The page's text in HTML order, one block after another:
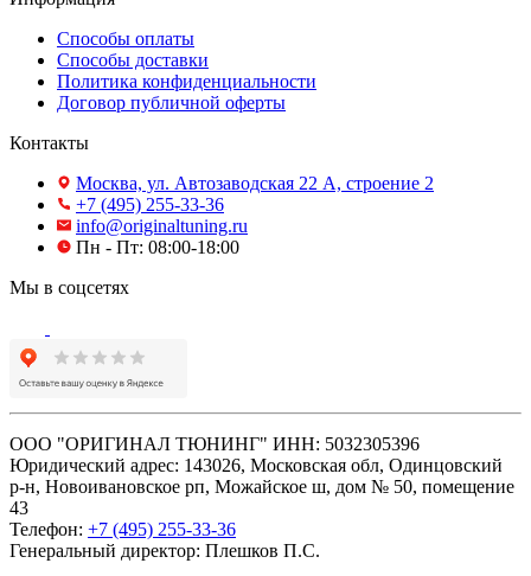
Способы оплаты
Способы доставки
Политика конфиденциальности
Договор публичной оферты
Контакты
Москва, ул. Автозаводская 22 А, строение 2
+7 (495) 255-33-36
info@originaltuning.ru
Пн - Пт: 08:00-18:00
Мы в соцсетях
ООО "ОРИГИНАЛ ТЮНИНГ" ИНН: 5032305396
Юридический адрес: 143026, Московская обл, Одинцовский
р-н, Новоивановское рп, Можайское ш, дом № 50, помещение
43
Телефон: +7 (495) 255-33-36
Генеральный директор: Плешков П.С.